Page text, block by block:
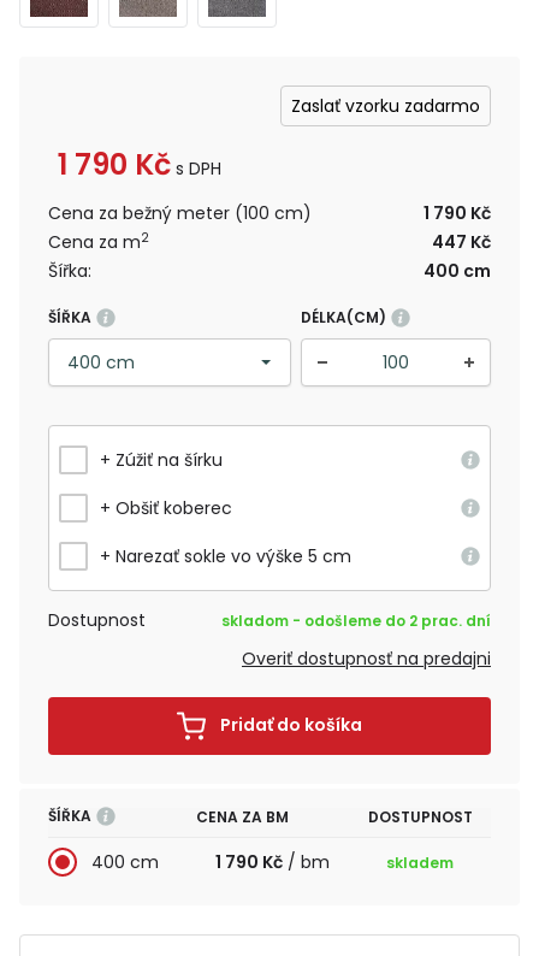
Zaslať vzorku zadarmo
1 790 Kč s DPH
Cena za bežný meter (100 cm)
1 790 Kč
Cena za m2
447 Kč
Šířka:
400 cm
ŠÍŘKA DÉLKA(CM)
+ Zúžiť na šírku
+ Obšiť koberec
+ Narezať sokle vo výške 5 cm
Dostupnost skladom - odošleme do 2 prac. dní
Overiť dostupnosť na predajni
Pridať do košíka
ŠÍŘKA CENA ZA BM DOSTUPNOST
400 cm 1 790 Kč / bm skladem